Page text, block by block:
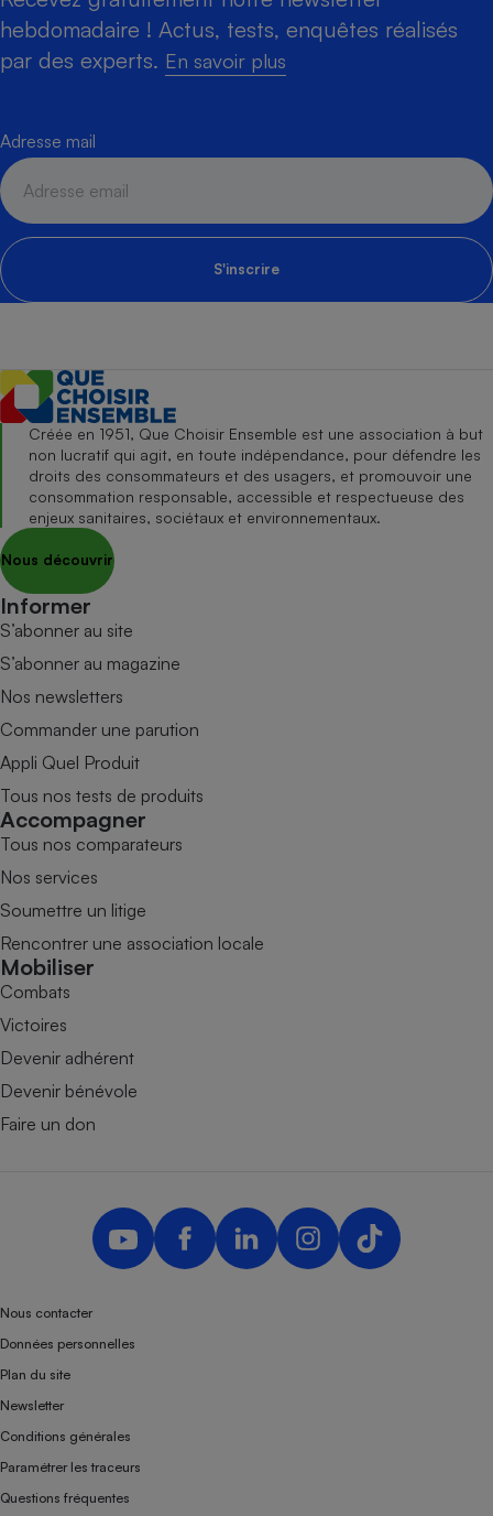
hebdomadaire ! Actus, tests, enquêtes réalisés
par des experts. En savoir plus
Adresse mail
S'inscrire
Créée en 1951, Que Choisir Ensemble est une association à but
non lucratif qui agit, en toute indépendance, pour défendre les
droits des consommateurs et des usagers, et promouvoir une
consommation responsable, accessible et respectueuse des
enjeux sanitaires, sociétaux et environnementaux.
Nous découvrir
Informer
S’abonner au site
S’abonner au magazine
Nos newsletters
Commander une parution
Appli Quel Produit
Tous nos tests de produits
Accompagner
Tous nos comparateurs
Nos services
Soumettre un litige
Rencontrer une association locale
Mobiliser
Combats
Victoires
Devenir adhérent
Devenir bénévole
Faire un don
Nous contacter
Données personnelles
Plan du site
Newsletter
Conditions générales
Paramétrer les traceurs
Questions fréquentes